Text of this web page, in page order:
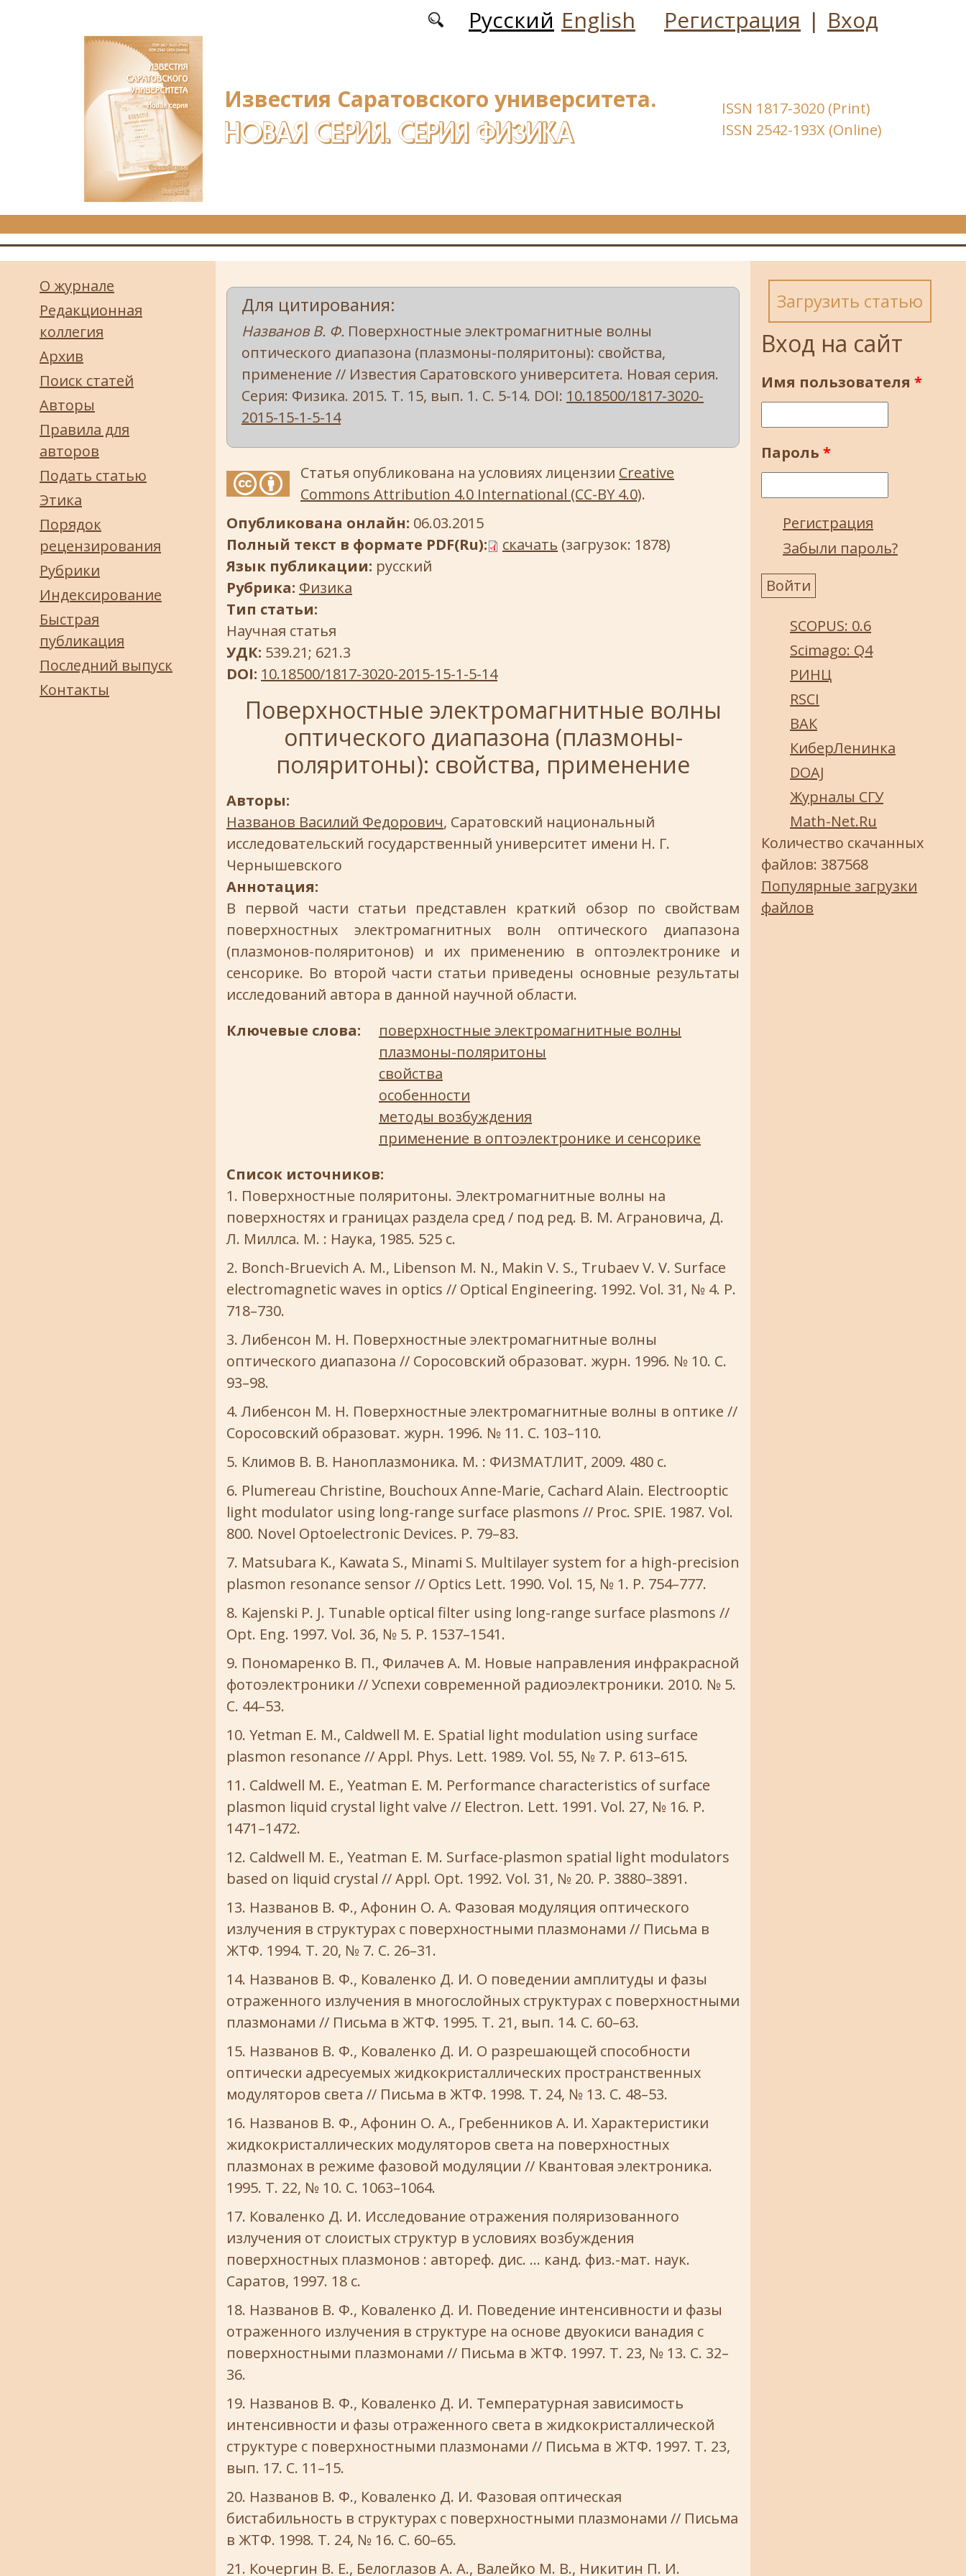
Русский English Регистрация | Вход
Известия Саратовского университета.
НОВАЯ СЕРИЯ. СЕРИЯ ФИЗИКА
ISSN 1817-3020 (Print)
ISSN 2542-193X (Online)
О журнале
Редакционная
коллегия
Архив
Поиск статей
Авторы
Правила для
авторов
Подать статью
Этика
Порядок
рецензирования
Рубрики
Индексирование
Быстрая
публикация
Последний выпуск
Контакты
Для цитирования:
Названов В. Ф. Поверхностные электромагнитные волны
оптического диапазона (плазмоны-поляритоны): свойства,
применение // Известия Саратовского университета. Новая серия.
Серия: Физика. 2015. Т. 15, вып. 1. С. 5-14. DOI: 10.18500/1817-3020-
2015-15-1-5-14
Статья опубликована на условиях лицензии Creative
Commons Attribution 4.0 International (CC-BY 4.0).
Опубликована онлайн: 06.03.2015
Полный текст в формате PDF(Ru):
скачать (загрузок: 1878)
Язык публикации: русский
Рубрика: Физика
Тип статьи:
Научная статья
УДК: 539.21; 621.3
DOI: 10.18500/1817-3020-2015-15-1-5-14
Поверхностные электромагнитные волны
оптического диапазона (плазмоны-
поляритоны): свойства, применение
Авторы:
Названов Василий Федорович, Саратовский национальный
исследовательский государственный университет имени Н. Г.
Чернышевского
Аннотация:
В первой части статьи представлен краткий обзор по свойствам
поверхностных электромагнитных волн оптического диапазона
(плазмонов-поляритонов) и их применению в оптоэлектронике и
сенсорике. Во второй части статьи приведены основные результаты
исследований автора в данной научной области.
Ключевые слова:
поверхностные электромагнитные волны
плазмоны-поляритоны
свойства
особенности
методы возбуждения
применение в оптоэлектронике и сенсорике
Список источников:
Поверхностные поляритоны. Электромагнитные волны на
поверхностях и границах раздела сред / под ред. В. М. Аграновича, Д.
Л. Миллса. М. : Наука, 1985. 525 с.
Bonch-Bruevich A. M., Libenson M. N., Makin V. S., Trubaev V. V. Surface
electromagnetic waves in optics // Optical Engineering. 1992. Vol. 31, № 4. P.
718–730.
Либенсон М. Н. Поверхностные электромагнитные волны
оптического диапазона // Соросовский образоват. журн. 1996. № 10. С.
93–98.
Либенсон М. Н. Поверхностные электромагнитные волны в оптике //
Соросовский образоват. журн. 1996. № 11. С. 103–110.
Климов В. В. Наноплазмоника. М. : ФИЗМАТЛИТ, 2009. 480 с.
Plumereau Christine, Bouchoux Anne-Marie, Cachard Alain. Electrooptic
light modulator using long-range surface plasmons // Proc. SPIE. 1987. Vol.
800. Novel Optoelectronic Devices. P. 79–83.
Matsubara K., Kawata S., Minami S. Multilayer system for a high-precision
plasmon resonance sensor // Optics Lett. 1990. Vol. 15, № 1. P. 754–777.
Kajenski P. J. Tunable optical filter using long-range surface plasmons //
Opt. Eng. 1997. Vol. 36, № 5. P. 1537–1541.
Пономаренко В. П., Филачев А. М. Новые направления инфракрасной
фотоэлектроники // Успехи современной радиоэлектроники. 2010. № 5.
С. 44–53.
Yetman E. M., Caldwell M. E. Spatial light modulation using surface
plasmon resonance // Appl. Phys. Lett. 1989. Vol. 55, № 7. P. 613–615.
Caldwell M. E., Yeatman E. M. Performance characteristics of surface
plasmon liquid crystal light valve // Electron. Lett. 1991. Vol. 27, № 16. P.
1471–1472.
Caldwell M. E., Yeatman E. M. Surface-plasmon spatial light modulators
based on liquid crystal // Appl. Opt. 1992. Vol. 31, № 20. P. 3880–3891.
Названов В. Ф., Афонин О. А. Фазовая модуляция оптического
излучения в структурах с поверхностными плазмонами // Письма в
ЖТФ. 1994. Т. 20, № 7. С. 26–31.
Названов В. Ф., Коваленко Д. И. О поведении амплитуды и фазы
отраженного излучения в многослойных структурах с поверхностными
плазмонами // Письма в ЖТФ. 1995. Т. 21, вып. 14. С. 60–63.
Названов В. Ф., Коваленко Д. И. О разрешающей способности
оптически адресуемых жидкокристаллических пространственных
модуляторов света // Письма в ЖТФ. 1998. Т. 24, № 13. С. 48–53.
Названов В. Ф., Афонин О. А., Гребенников А. И. Характеристики
жидкокристаллических модуляторов света на поверхностных
плазмонах в режиме фазовой модуляции // Квантовая электроника.
1995. Т. 22, № 10. С. 1063–1064.
Коваленко Д. И. Исследование отражения поляризованного
излучения от слоистых структур в условиях возбуждения
поверхностных плазмонов : автореф. дис. … канд. физ.-мат. наук.
Саратов, 1997. 18 с.
Названов В. Ф., Коваленко Д. И. Поведение интенсивности и фазы
отраженного излучения в структуре на основе двуокиси ванадия с
поверхностными плазмонами // Письма в ЖТФ. 1997. Т. 23, № 13. С. 32–
36.
Названов В. Ф., Коваленко Д. И. Температурная зависимость
интенсивности и фазы отраженного света в жидкокристаллической
структуре с поверхностными плазмонами // Письма в ЖТФ. 1997. Т. 23,
вып. 17. С. 11–15.
Названов В. Ф., Коваленко Д. И. Фазовая оптическая
бистабильность в структурах с поверхностными плазмонами // Письма
в ЖТФ. 1998. Т. 24, № 16. С. 60–65.
Кочергин В. Е., Белоглазов А. А., Валейко М. В., Никитин П. И.
Загрузить статью
Вход на сайт
Имя пользователя *
Пароль *
Регистрация
Забыли пароль?
SCOPUS: 0.6
Scimago: Q4
РИНЦ
RSCI
ВАК
КиберЛенинка
DOAJ
Журналы СГУ
Math-Net.Ru
Количество скачанных
файлов: 387568
Популярные загрузки
файлов